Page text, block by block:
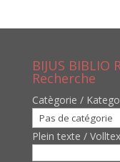
BIJUS BIBLIO
Recherche
Catègorie /
Plein texte /